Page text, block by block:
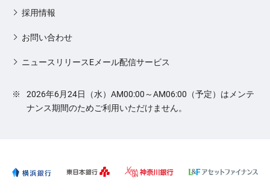
採用情報
お問い合わせ
ニュースリリースEメール配信サービス
※
2026年6月24日（水）AM00:00～AM06:00（予定）はメンテ
ナンス期間のためご利用いただけません。